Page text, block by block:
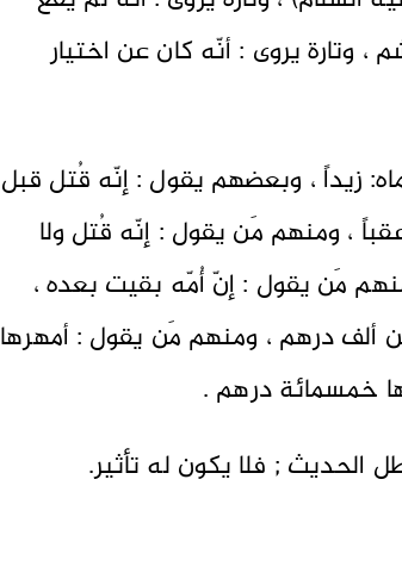
وتارة يروى : أنّه كان عن اختيار
زيداً ، وبعضهم يقول : إنّه قُتل قبل
، ومنهم مَن يقول : إنّه قُتل ولا
مَن يقول : إنّ أُمّه بقيت بعده ،
ألف درهم ، ومنهم مَن يقول : أمهرها
خمسمائة درهم .
الحديث ; فلا يكون له تأثير.